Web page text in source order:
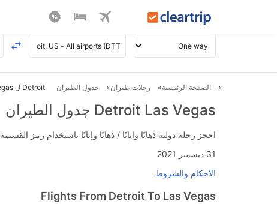
الصفحة الرئيسية رحلات طيران جدول الطيران Detroit ل Las Vegas طيران
Detroit Las Vegas جدول الطيران
احجز رحلة دولية ذهابًا وإيابًا / ذهابًا وإيابًا باستخدام رمز القسيمة FLIGHTS واحصل على استرداد نقدي فوري يصل إلى AED 700.
31 ديسمبر 2021
الأحكام والشروط
Flights From Detroit To Las Vegas